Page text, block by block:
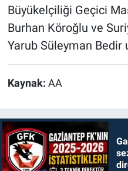
Büyükelçiliği Geçici
Burhan Köroğlu ve
Yarub Süleyman Bedir
Kaynak: AA